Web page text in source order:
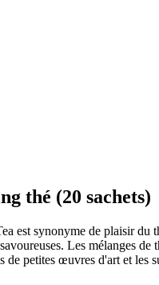
thé (20 sachets)
synonyme de plaisir du
Les mélanges
petites œuvres d'art et